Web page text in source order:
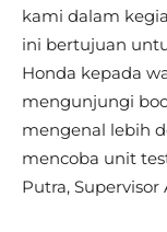
kami dalam
ini bertujuan
Honda kepada
mengunjungi
mengenal lebih
mencoba unit
Putra,